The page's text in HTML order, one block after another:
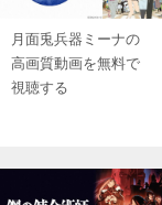
月面兎兵器ミーナの
高画質動画を無料で
視聴する